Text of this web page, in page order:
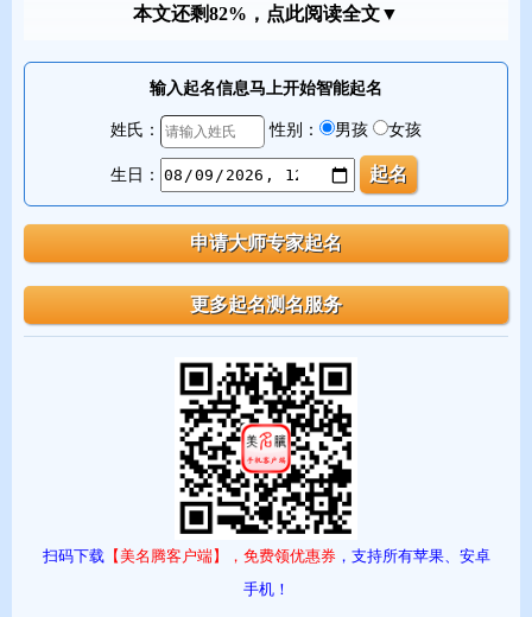
“酉”“丑”“牛”“鸡” 相关字形的字，能增添贵人运，让宝宝在成长道
特、产、牟、鸡、鸣、鹃、鹂、鹏。
2025 蛇年宝宝用 “心”“忄” 起名吉祥：
蛇虽并非完全肉食性动物，但也会捕食小型动物。“心”“忄” 旁的字
可象征食物，寓意生活富足。像：志、念、性、思、怡、恬、恭、
2025 蛇年宝宝用 “王”“令”“君” 起名吉祥：
蛇在生肖中占据一定地位，用 “王”“令”“君” 等字，寓意宝宝具有领
导才能，能在未来的人生中脱颖而出。例如：玲、琴、冠、珺、
玲、琴、王、令、君、冠、玉、玲、玖、环、璇。
本文还剩82%，点此阅读全文▼
输入起名信息马上开始智能起名
姓氏： 性别： 男孩 女孩
生日：
扫码下载【美名腾客户端】，免费领优惠券，支持所有苹果、安卓
手机！